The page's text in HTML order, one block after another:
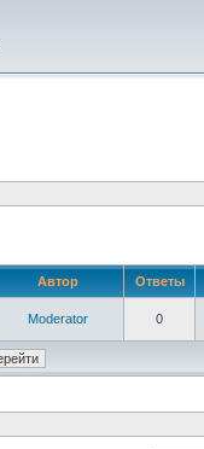
Автор Ответы
Moderator 0